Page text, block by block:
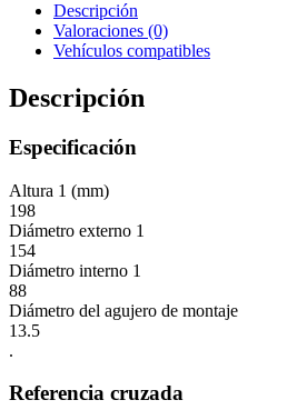
Descripción
Valoraciones (0)
Vehículos compatibles
Descripción
Especificación
Altura 1 (mm)
198
Diámetro externo 1
154
Diámetro interno 1
88
Diámetro del agujero de montaje
13.5
.
Referencia cruzada